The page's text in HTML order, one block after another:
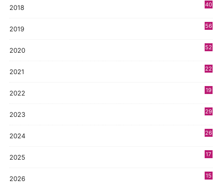
2018
40
2019
56
2020
52
2021
22
2022
19
2023
29
2024
26
2025
17
2026
15